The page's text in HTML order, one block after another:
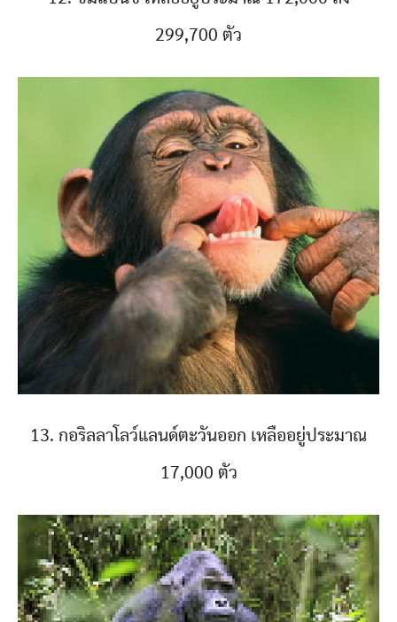
299,700 ตัว
13. กอริลลาโลว์แลนด์ตะวันออก เหลืออยู่ประมาณ
17,000 ตัว